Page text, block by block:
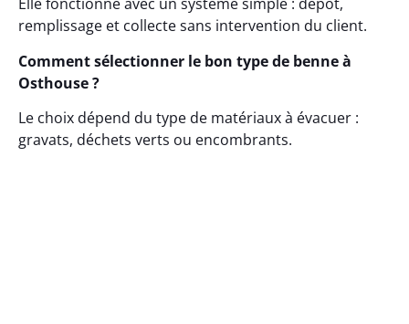
Elle fonctionne avec un système simple : dépôt,
remplissage et collecte sans intervention du client.
Comment sélectionner le bon type de benne à
Osthouse ?
Le choix dépend du type de matériaux à évacuer :
gravats, déchets verts ou encombrants.